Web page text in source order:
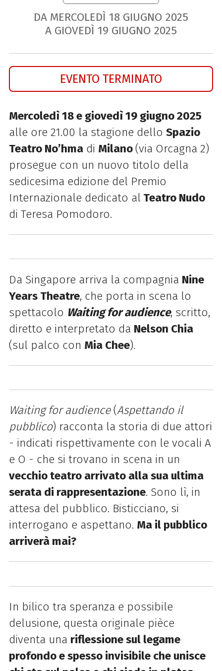
DA MERCOLEDÌ 18 GIUGNO 2025
A GIOVEDÌ 19 GIUGNO 2025
EVENTO TERMINATO
Mercoledì 18 e giovedì 19 giugno 2025
alle ore 21.00 la stagione dello Spazio
Teatro No’hmadi Milano(via Orcagna 2)
prosegue con un nuovo titolo della
sedicesima edizione del Premio
Internazionale dedicato al Teatro Nudo
di Teresa Pomodoro.
Da Singapore arriva la compagnia Nine
Years Theatre, che porta in scena lo
spettacolo Waiting for audience, scritto,
diretto e interpretato da Nelson Chia
(sul palco con Mia Chee).
Waiting for audience(Aspettando il
pubblico) racconta la storia di due attori
- indicati rispettivamente con le vocali A
e O - che si trovano in scena in un
vecchio teatro arrivato alla sua ultima
serata di rappresentazione. Sono lì, in
attesa del pubblico. Bisticciano, si
interrogano e aspettano. Ma il pubblico
arriverà mai?
In bilico tra speranza e possibile
delusione, questa originale pièce
diventa una riflessionesul legame
profondo e spesso invisibile che unisce